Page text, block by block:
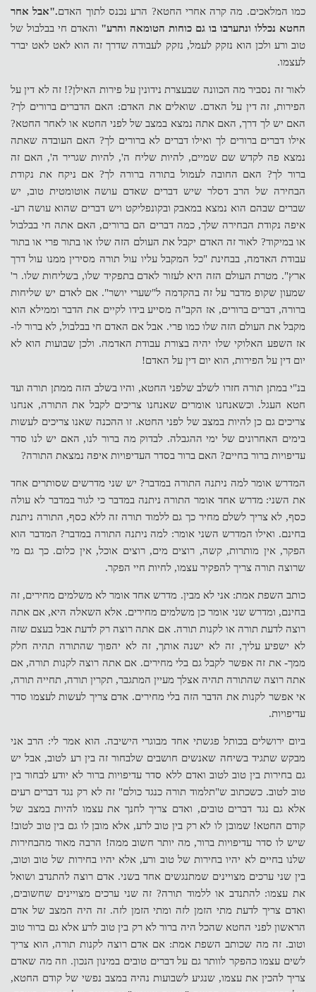
כמו המלאכים. מה קרה אחרי החטא? הרע נכנס לתוך האדם."אבל אחר
החטא נכללו ונתערבו בו גם כוחות הטומאה והרע" והאדם חי בבלבול של
טוב ורע ולכן הוא נזקק לעמל, נזקק לעבודה שדרך זה הוא לאט לאט יברר
לעצמו.
לאור זה נסביר מה הכוונה שבעצרת נידונין על פירות האילן?! זה לא דין על
הפירות, זה דין על האדם. שואלים את האדם: האם הדברים ברורים לך?
האם יש לך דרך, האם אתה נמצא במצב של לפני החטא או לאחר החטא?
אילו דברים ברורים לך ואילו דברים לא ברורים לך? האם העובדה שאתה
נמצא פה לקדש שם שמיים, להיות שליח ה', להיות שגריר ה', האם זה
ברור לך? האם החובה לעמול בתורה ברורה לך? אם ניקח את נקודת
הבחירה של הרב דסלר שיש דברים שאדם עושה אוטומטית טוב, יש
שברים שבהם הוא נמצא במאבק ובקונפליקט ויש דברים שהוא עושה רע-
איפה נקודת הבחירה שלך, כמה דברים הם ברורים, האם אתה חי בבלבול
או במיקוד? לאור זה האדם יקבל את העולם הזה שלו או בתור פרי או בתור
עבודת האדמה, בבחינת "כל המקבל עליו עול תורה מסירין ממנו עול דרך
ארץ". מטרת העולם הזה היא לעזור לאדם בתפקיד שלו, בשליחות שלו. ר'
שמעון שקופ מדבר על זה בהקדמה ל"שערי יושר". אם לאדם יש שליחות
ברורה, דברים ברורים, אז הקב"ה מסייע בידו לקיים את הדבר וממילא הוא
מקבל את העולם הזה שלו כמו פרי. אבל אם האדם חי בבלבול, לא ברור לו-
אז השפע האלוקי שלו יהיה בצורת עבודת האדמה. ולכן שבועות הוא לא
יום דין על הפירות, הוא יום דין על האדם!
בנ"י במתן תורה חזרו לשלב שלפני החטא, והיו בשלב הזה ממתן תורה ועד
חטא העגל. וכשאנחנו אומרים שאנחנו צריכים לקבל את התורה, אנחנו
צריכים גם כן להיות במצב של לפני החטא. זו ההכנה שאנו צריכים לעשות
בימים האחרונים של ימי ההגבלה. לבדוק מה ברור לנו, האם יש לנו סדר
עדיפויות ברור בחיים? האם ברור בסדר העדיפויות איפה נמצאת התורה?
המדרש אומר למה ניתנה התורה במדבר? יש שני מדרשים שסותרים אחד
את השני: מדרש אחד אומר התורה ניתנה במדבר כי לגור במדבר לא עולה
כסף, לא צריך לשלם מחיר כך גם ללמוד תורה זה ללא כסף, התורה ניתנת
בחינם. ואילו המדרש השני אומר: למה ניתנה התורה במדבר? המדבר הוא
הפקר, אין מותרות, קשה, רוצים מים, רוצים אוכל, אין כלום. כך גם מי
שרוצה תורה צריך להפקיר עצמו, לחיות חיי הפקר.
כותב השפת אמת: אני לא מבין. מדרש אחד אומר לא משלמים מחירים, זה
בחינם, ומדרש שני אומר כן משלמים מחירים. אלא השאלה היא, אם אתה
רוצה לדעת תורה או לקנות תורה. אם אתה רוצה רק לדעת אבל בעצם שזה
לא ישפיע עליך, זה לא ישנה אותך, זה לא יהפוך שהתורה תהיה חלק
ממך- את זה אפשר לקבל גם בלי מחירים. אם אתה רוצה לקנות תורה, אם
אתה רוצה שהתורה תהיה אצלך מעיין המתגבר, תקרין תורה, תחייה תורה,
אי אפשר לקנות את הדבר הזה בלי מחירים. אדם צריך לעשות לעצמו סדר
עדיפויות.
ביום ירושלים בכותל פגשתי אחד מבוגרי הישיבה. הוא אמר לי: הרב אני
מבקש שתגיד בשיחה שאנשים חושבים שלבחור זה בין רע לטוב, אבל יש
גם בחירות בין טוב לטוב ואדם ללא סדר עדיפויות ברור לא יודע לבחור בין
טוב לטוב. כשכתוב ש"תלמוד תורה כנגד כולם" זה לא רק נגד דברים רעים
אלא גם נגד דברים טובים, ואדם צריך לחנך את עצמו להיות במצב של
קודם החטא! שמובן לו לא רק בין טוב לרע, אלא מובן לו גם בין טוב לטוב!
שיש לו סדר עדיפויות ברור, מה יותר חשוב ממה! הרבה מאוד מהבחירות
שלנו בחיים לא יהיו בחירות של טוב ורע, אלא יהיו בחירות של טוב וטוב,
בין שני ערכים מצויינים שמתנגשים אחד בשני. אדם רוצה להתנדב ושואל
את עצמו: להתנדב או ללמוד תורה? זה שני ערכים מצויינים שחשובים,
ואדם צריך לדעת מתי הזמן לזה ומתי הזמן לזה. זה היה המצב של אדם
הראשון לפני החטא שהכל היה ברור לא רק בין טוב לרע אלא גם ברור טוב
וטוב. זה מה שכותב השפת אמת: אם אדם רוצה לקנות תורה, הוא צריך
לשים עצמו כהפקר לוותר גם על דברים טובים במינון הנכון. וזה מה שאדם
צריך להכין את עצמו, שנגיע לשבועות נהיה במצב נפשי של קודם החטא,